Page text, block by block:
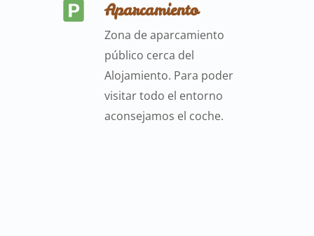
Aparcamiento
Zona de aparcamiento
público cerca del
Alojamiento. Para poder
visitar todo el entorno
aconsejamos el coche.